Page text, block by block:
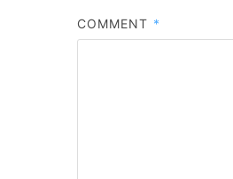
COMMENT *